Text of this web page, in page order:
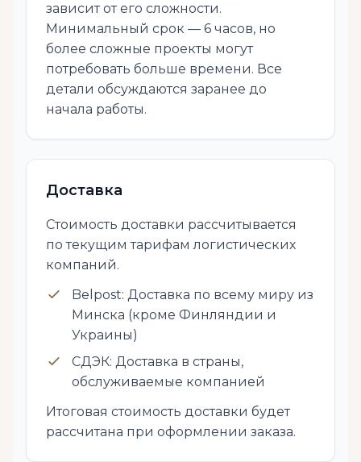
зависит от его сложности.
Минимальный срок — 6 часов, но
более сложные проекты могут
потребовать больше времени. Все
детали обсуждаются заранее до
начала работы.
Доставка
Стоимость доставки рассчитывается
по текущим тарифам логистических
компаний.
Belpost: Доставка по всему миру из
Минска (кроме Финляндии и
Украины)
СДЭК: Доставка в страны,
обслуживаемые компанией
Итоговая стоимость доставки будет
рассчитана при оформлении заказа.